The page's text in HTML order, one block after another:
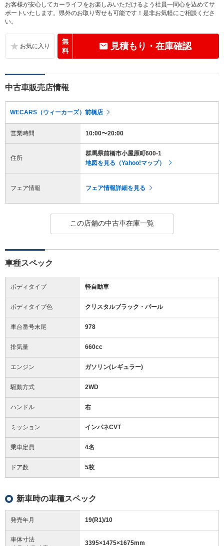
お客様が安心してカーライフをお楽しみいただけるよう社員一同心を込めてサ
ポートいたします。県外のお取り寄せも可能です！是非お気軽にご相談くださ
い。
無
料
見積もり・在庫確認
中古車販売店情報
WECARS（ウィーカーズ）前橋店
営業時間 10:00〜20:00
住所
群馬県前橋市小屋原町600-1
地図を見る（Yahoo!マップ）
フェア情報 フェア情報詳細を見る
この店舗の中古車在庫一覧
車種スペック
ボディタイプ 軽自動車
ボディタイプ色 クリスタルブラック・パール
車台番号末尾 978
排気量 660cc
エンジン ガソリン(レギュラー)
駆動方式 2WD
ハンドル 右
ミッション インパネCVT
乗車定員 4名
ドア数 5枚
新車時の車種スペック
発売年月 19(R1)/10
車体寸法 3395×1475×1675mm